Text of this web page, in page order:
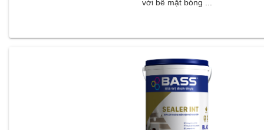
với bề mặt bóng ...